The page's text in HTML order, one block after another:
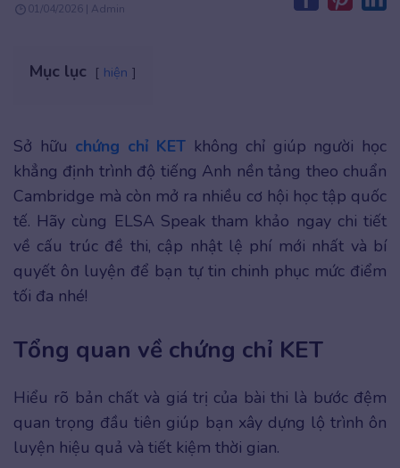
01/04/2026 | Admin
Mục lục hiện
Sở hữu chứng chỉ KET không chỉ giúp người học
khẳng định trình độ tiếng Anh nền tảng theo chuẩn
Cambridge mà còn mở ra nhiều cơ hội học tập quốc
tế. Hãy cùng ELSA Speak tham khảo ngay chi tiết
về cấu trúc đề thi, cập nhật lệ phí mới nhất và bí
quyết ôn luyện để bạn tự tin chinh phục mức điểm
tối đa nhé!
Tổng quan về chứng chỉ KET
Hiểu rõ bản chất và giá trị của bài thi là bước đệm
quan trọng đầu tiên giúp bạn xây dựng lộ trình ôn
luyện hiệu quả và tiết kiệm thời gian.